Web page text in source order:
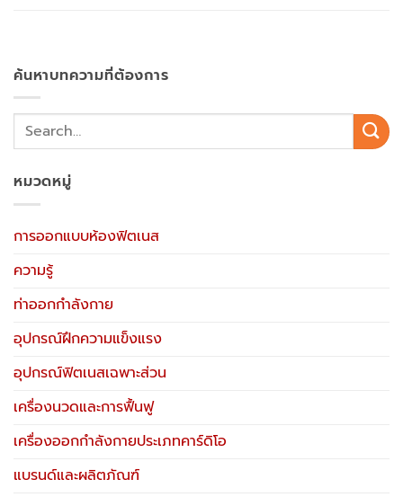
ค้นหาบทความที่ต้องการ
หมวดหมู่
การออกแบบห้องฟิตเนส
ความรู้
ท่าออกกำลังกาย
อุปกรณ์ฝึกความแข็งแรง
อุปกรณ์ฟิตเนสเฉพาะส่วน
เครื่องนวดและการฟื้นฟู
เครื่องออกกำลังกายประเภทคาร์ดิโอ
แบรนด์และผลิตภัณฑ์